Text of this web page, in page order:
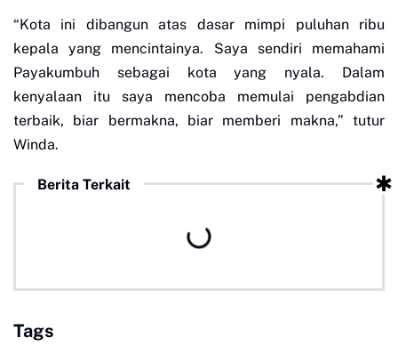
“Kota ini dibangun atas dasar mimpi puluhan ribu
kepala yang mencintainya. Saya sendiri memahami
Payakumbuh sebagai kota yang nyala. Dalam
kenyalaan itu saya mencoba memulai pengabdian
terbaik, biar bermakna, biar memberi makna,” tutur
Winda.
Berita Terkait
Tags